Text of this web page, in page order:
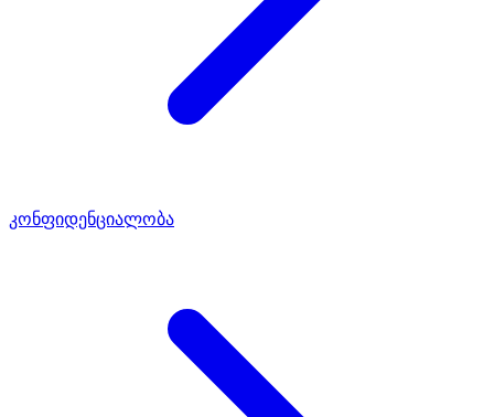
კონფიდენციალობა